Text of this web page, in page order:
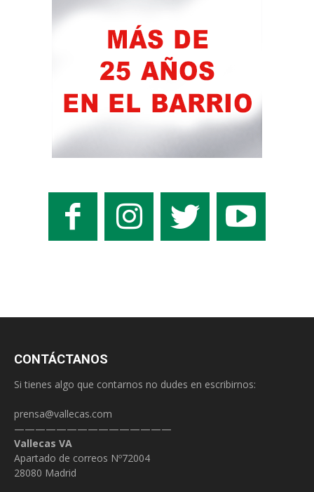
CONTÁCTANOS
Si tienes algo que contarnos no dudes en escribirnos:
prensa@vallecas.com
———————————————
Vallecas VA
Apartado de correos Nº72004
28080 Madrid